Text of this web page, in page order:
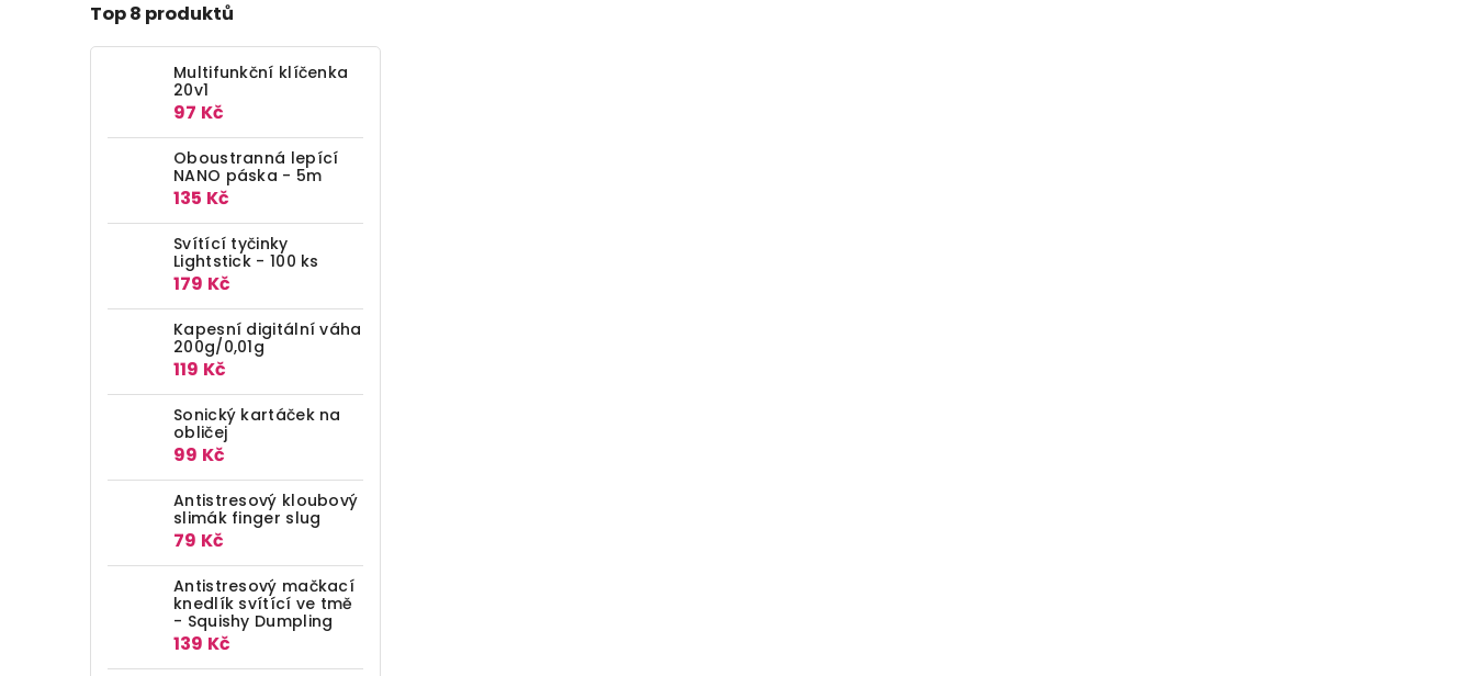
Top 8 produktů
Multifunkční klíčenka
20v1
97 Kč
Oboustranná lepící
NANO páska - 5m
135 Kč
Svítící tyčinky
Lightstick - 100 ks
179 Kč
Kapesní digitální váha
200g/0,01g
119 Kč
Sonický kartáček na
obličej
99 Kč
Antistresový kloubový
slimák finger slug
79 Kč
Antistresový mačkací
knedlík svítící ve tmě
- Squishy Dumpling
139 Kč